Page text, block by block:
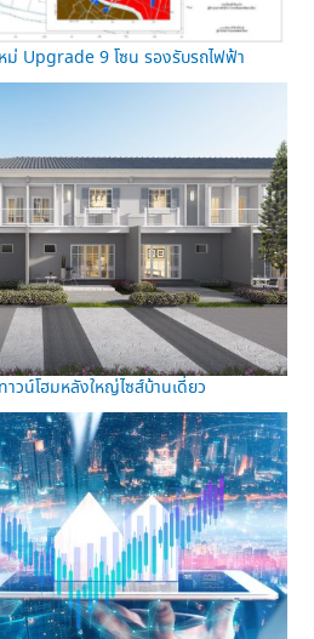
ม่ Upgrade 9 โซน รองรับรถไฟฟ้า
วน์โฮมหลังใหญ่ไซส์บ้านเดี่ยว